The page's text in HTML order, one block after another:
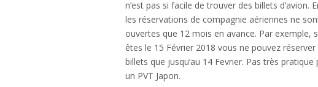
n’est pas si facile de trouver des billets d’avion.
les réservations de compagnie aériennes ne
ouvertes que 12 mois en avance. Par exemple,
êtes le 15 Février 2018 vous ne pouvez réserver
billets que jusqu’au 14 Fevrier. Pas très pratique
un PVT Japon.